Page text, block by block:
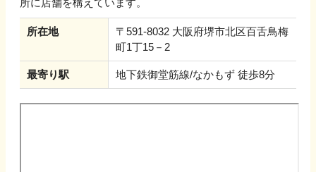
所在地
〒591-8032 大阪府堺市北区百舌鳥梅
町1丁15－2
最寄り駅 地下鉄御堂筋線/なかもず 徒歩8分